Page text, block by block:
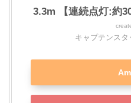
3.3m 【連続点灯:約
キャプテンス